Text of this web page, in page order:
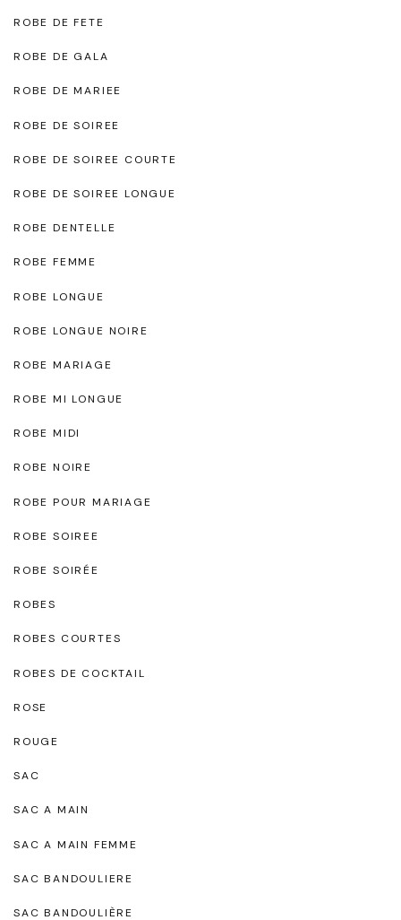
ROBE DE FETE
ROBE DE GALA
ROBE DE MARIEE
ROBE DE SOIREE
ROBE DE SOIREE COURTE
ROBE DE SOIREE LONGUE
ROBE DENTELLE
ROBE FEMME
ROBE LONGUE
ROBE LONGUE NOIRE
ROBE MARIAGE
ROBE MI LONGUE
ROBE MIDI
ROBE NOIRE
ROBE POUR MARIAGE
ROBE SOIREE
ROBE SOIRÉE
ROBES
ROBES COURTES
ROBES DE COCKTAIL
ROSE
ROUGE
SAC
SAC A MAIN
SAC A MAIN FEMME
SAC BANDOULIERE
SAC BANDOULIÈRE